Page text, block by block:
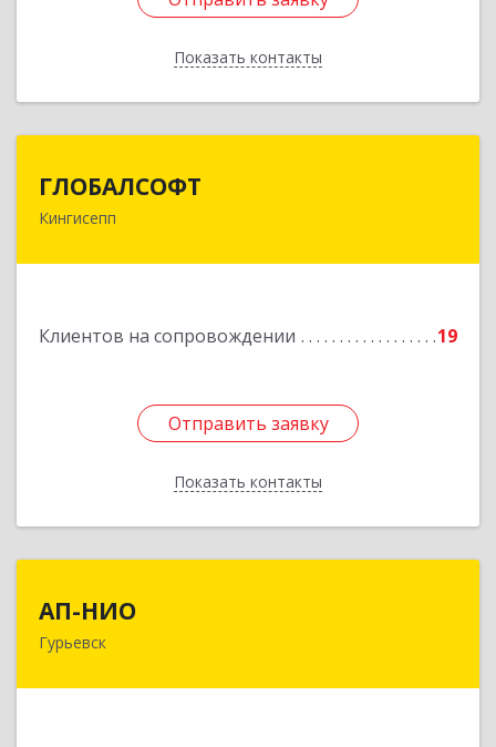
Показать контакты
Назад
ГЛОБАЛСОФТ
Кингисепп
Клиентов на сопровождении 19
Отправить заявку
Показать контакты
188485, Ленинградская обл, Кингисеппский р-н,
Отправить заявку
Назад
АП-НИО
Гурьевск238300 Калининградская обл, Гурьевск г,